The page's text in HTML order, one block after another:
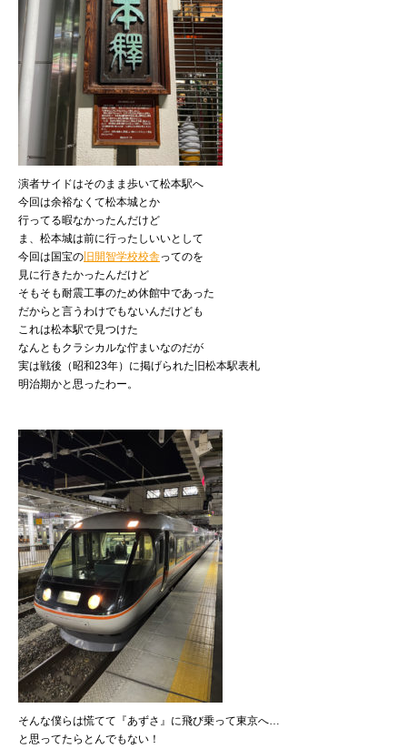
演者サイドはそのまま歩いて松本駅へ
今回は余裕なくて松本城とか
行ってる暇なかったんだけど
ま、松本城は前に行ったしいいとして
今回は国宝の 旧開智学校校舎ってのを
見に行きたかったんだけど
そもそも耐震工事のため休館中であった
だからと言うわけでもないんだけども
これは松本駅で見つけた
なんともクラシカルな佇まいなのだが
実は戦後（昭和23年）に掲げられた旧松本駅表札
明治期かと思ったわー。
そんな僕らは慌てて『あずさ』に飛び乗って東京へ…
と思ってたらとんでもない！